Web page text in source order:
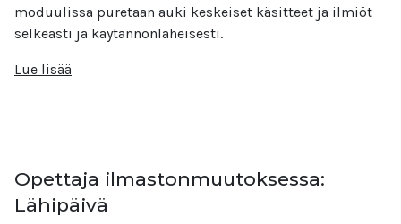
moduulissa puretaan auki keskeiset käsitteet ja ilmiöt
selkeästi ja käytännönläheisesti.
Lue lisää
Opettaja ilmastonmuutoksessa:
Lähipäivä